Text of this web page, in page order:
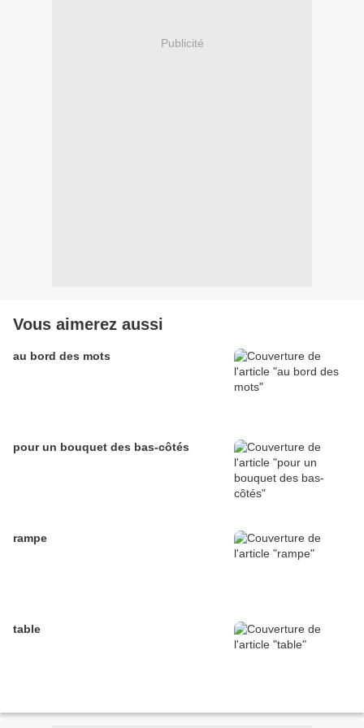
Publicité
Vous aimerez aussi
au bord des mots
pour un bouquet des bas-côtés
rampe
table